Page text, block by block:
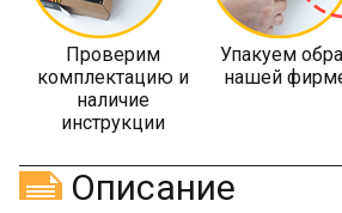
Проверим
комплектацию и
наличие
инструкции
Упакуем
нашей
Описание